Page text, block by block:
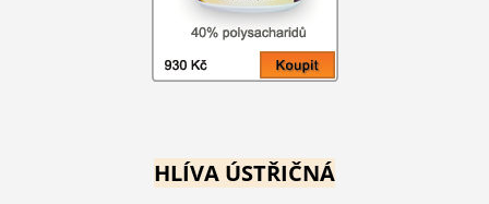
HLÍVA ÚSTŘIČNÁ